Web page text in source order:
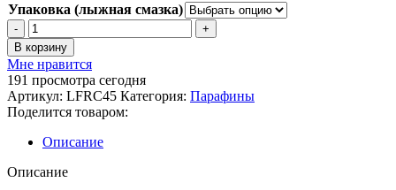
Упаковка (лыжная смазка)
Количество
товара
Парафин
Vauhti
LF
Race
Cold
В корзину
Мне нравится
191 просмотра сегодня
Артикул: LFRC45 Категория: Парафины
Поделится товаром:
Описание
Описание